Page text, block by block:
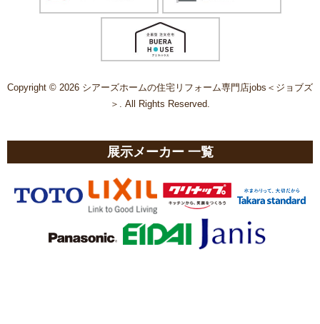
Copyright © 2026 シアーズホームの住宅リフォーム専門店jobs＜ジョブズ
＞. All Rights Reserved.
展示メーカー 一覧